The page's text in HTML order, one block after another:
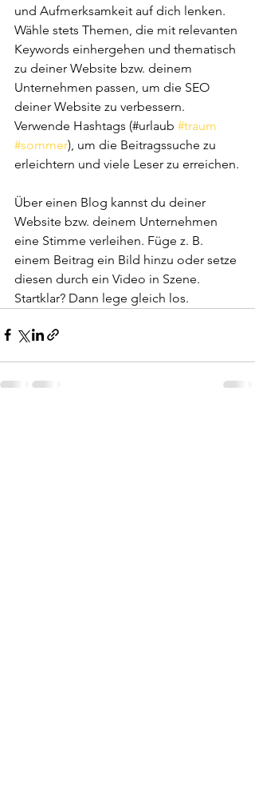
und Aufmerksamkeit auf dich lenken.
Wähle stets Themen, die mit relevanten
Keywords einhergehen und thematisch
zu deiner Website bzw. deinem
Unternehmen passen, um die SEO
deiner Website zu verbessern.
Verwende Hashtags (#urlaub #traum
#sommer), um die Beitragssuche zu
erleichtern und viele Leser zu erreichen.
Über einen Blog kannst du deiner
Website bzw. deinem Unternehmen
eine Stimme verleihen. Füge z. B.
einem Beitrag ein Bild hinzu oder setze
diesen durch ein Video in Szene.
Startklar? Dann lege gleich los.